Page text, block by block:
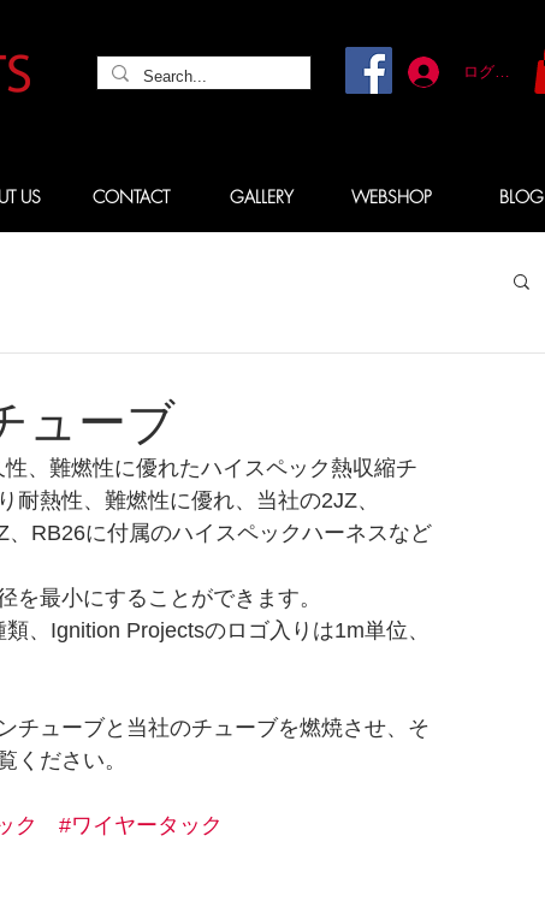
ログイン
US CONTACT GALLERY WEBSHOP BLOG
ューブ
性、難燃性に優れたハイスペック熱収縮チ
耐熱性、難燃性に優れ、当社の2JZ、
RB26に付属のハイスペックハーネスなど
を最小にすることができます。
、Ignition Projectsのロゴ入りは1m単位、
チューブと当社のチューブを燃焼させ、そ
ください。
ク #ワイヤータック